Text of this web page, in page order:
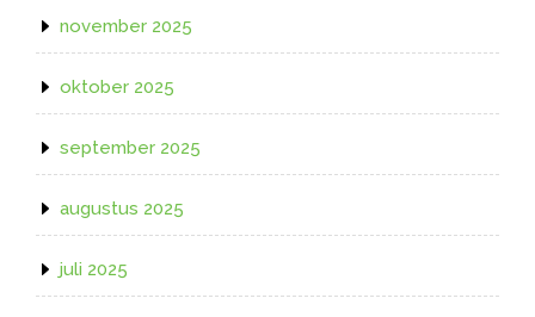
november 2025
oktober 2025
september 2025
augustus 2025
juli 2025